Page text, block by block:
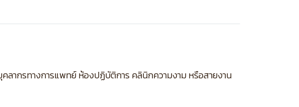
ลากรทางการแพทย์ ห้องปฏิบัติการ คลินิกความงาม หรือสายงาน